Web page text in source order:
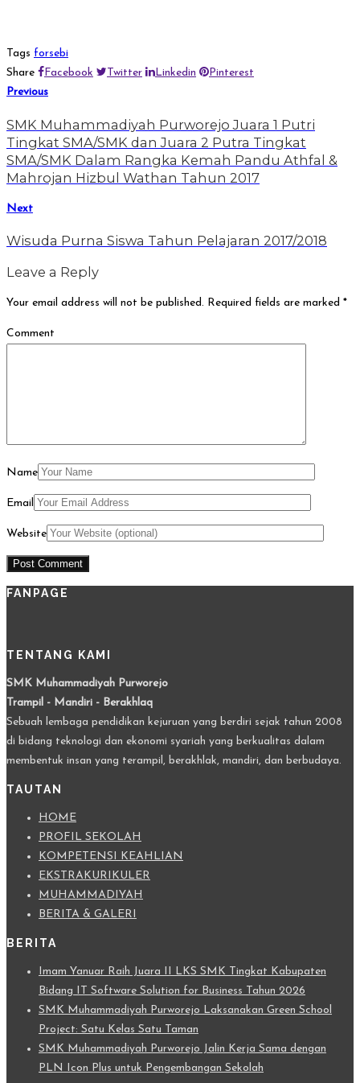
Tags forsebi
Share
Facebook Twitter Linkedin
Pinterest
Previous
SMK Muhammadiyah Purworejo Juara 1 Putri
Tingkat SMA/SMK dan Juara 2 Putra Tingkat
SMA/SMK Dalam Rangka Kemah Pandu Athfal &
Mahrojan Hizbul Wathan Tahun 2017
Next
Wisuda Purna Siswa Tahun Pelajaran 2017/2018
Leave a Reply
Your email address will not be published. Required fields are marked *
Comment
Name
Email
Website
FANPAGE
TENTANG KAMI
SMK Muhammadiyah Purworejo
Trampil - Mandiri - Berakhlaq
Sebuah lembaga pendidikan kejuruan yang berdiri sejak tahun 2008
di bidang teknologi dan ekonomi syariah yang berkualitas dalam
membentuk insan yang terampil, berakhlak, mandiri, dan berbudaya.
TAUTAN
HOME
PROFIL SEKOLAH
KOMPETENSI KEAHLIAN
EKSTRAKURIKULER
MUHAMMADIYAH
BERITA & GALERI
BERITA
Imam Yanuar Raih Juara II LKS SMK Tingkat Kabupaten
Bidang IT Software Solution for Business Tahun 2026
SMK Muhammadiyah Purworejo Laksanakan Green School
Project: Satu Kelas Satu Taman
SMK Muhammadiyah Purworejo Jalin Kerja Sama dengan
PLN Icon Plus untuk Pengembangan Sekolah